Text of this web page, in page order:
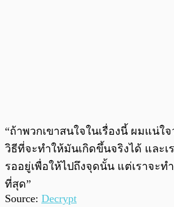
“ถ้าพวกเขาสนใจในเรื่องนี้ ผมแน่ใ
วิธีที่จะทำให้มันเกิดขึ้นจริงได้ และเ
รออยู่เพื่อให้ไปถึงจุดนั้น แต่เราจะท
ที่สุด”
Source: Decrypt